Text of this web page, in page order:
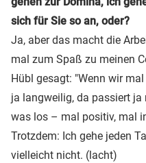
sich für Sie so an, oder?
Ja, aber das macht die
mal zum Spaß zu meinen
Hübl gesagt: "Wenn wir
ja langweilig, da passiert
was los – mal positiv, mal
Trotzdem: Ich gehe jeden
vielleicht nicht. (lacht)